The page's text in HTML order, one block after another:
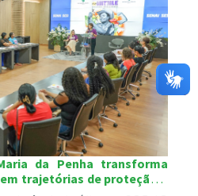
da Penha transforma
trajetórias de proteção e